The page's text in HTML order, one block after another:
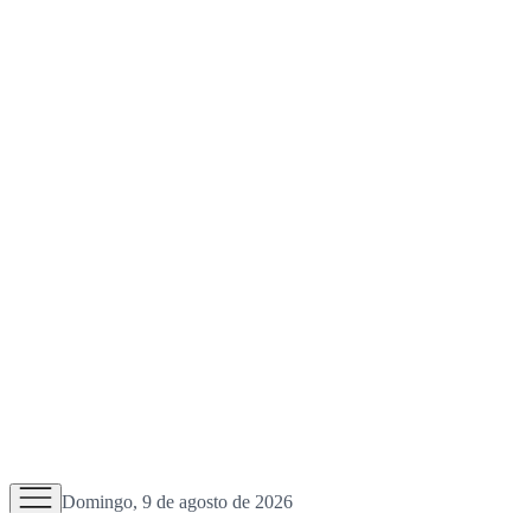
Domingo, 9 de agosto de 2026